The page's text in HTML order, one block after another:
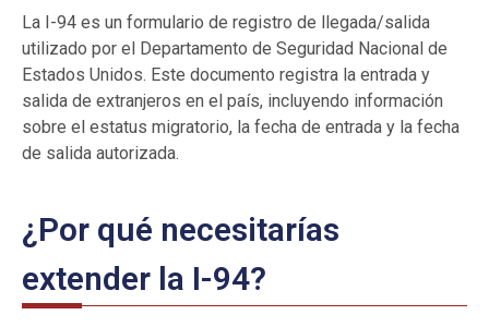
La I-94 es un formulario de registro de llegada/salida
utilizado por el Departamento de Seguridad Nacional de
Estados Unidos. Este documento registra la entrada y
salida de extranjeros en el país, incluyendo información
sobre el estatus migratorio, la fecha de entrada y la fecha
de salida autorizada.
¿Por qué necesitarías
extender la I-94?